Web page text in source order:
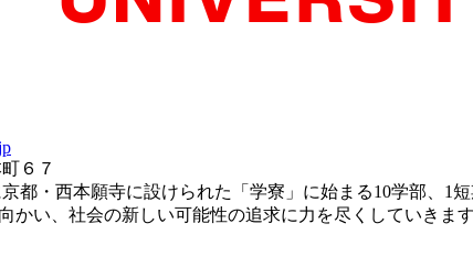
６７
都・西本願寺に設けられた「学寮」に始まる10学部、
かい、社会の新しい可能性の追求に力を尽くしていきます